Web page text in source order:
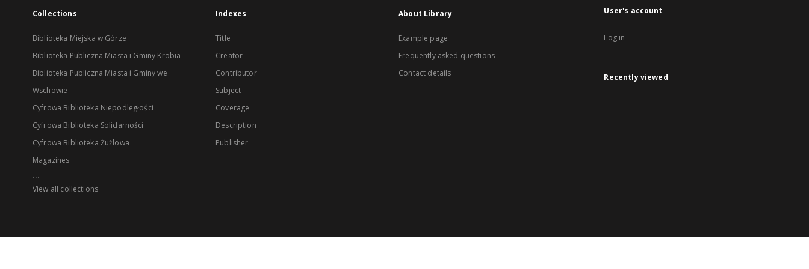
Collections
Biblioteka Miejska w Górze
Biblioteka Publiczna Miasta i Gminy Krobia
Biblioteka Publiczna Miasta i Gminy we
Wschowie
Cyfrowa Biblioteka Niepodległości
Cyfrowa Biblioteka Solidarności
Cyfrowa Biblioteka Żużlowa
Magazines
...
View all collections
Indexes
Title
Creator
Contributor
Subject
Coverage
Description
Publisher
About Library
Example page
Frequently asked questions
Contact details
User's account
Log in
Recently viewed